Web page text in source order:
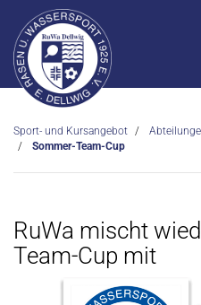
Sport- und Kursangebot
Sommer-Team-Cup
RuWa mischt
Team-Cup mit
Unser Verein
Kurs- und Sportangebote
Abteilungen